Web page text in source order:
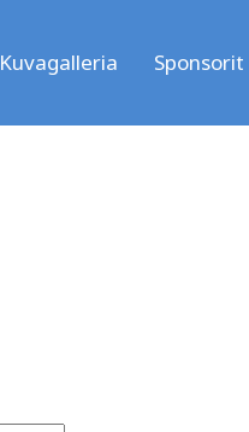
Kuvagalleria Sponsorit